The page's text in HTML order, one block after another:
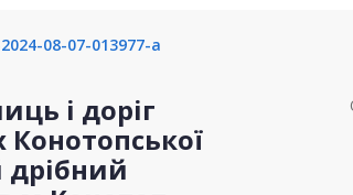
08-07-013977-a
і доріг
Конотопської
дрібний